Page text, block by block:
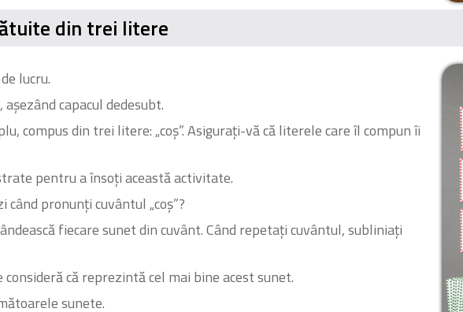
din trei litere
lucru.
capacul dedesubt.
compus din trei litere: „coș”. Asigurați-vă că literele care îl compun îi
pentru a însoți această activitate.
pronunți cuvântul „coș”?
fiecare sunet din cuvânt. Când repetați cuvântul, subliniați
că reprezintă cel mai bine acest sunet.
sunete.